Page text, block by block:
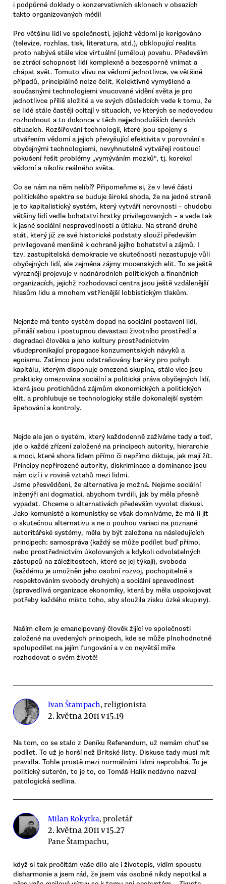
i podpůrné doklady o konzervativních sklonech v obsazích
takto organizovaných médií
Pro většinu lidí ve společnosti, jejichž vědomí je korigováno
(televize, rozhlas, tisk, literatura, atd.), obklopující realita
proto nabývá stále více virtuální (umělou) povahu. Především
se ztrácí schopnost lidí komplexně a bezesporně vnímat a
chápat svět. Tomuto vlivu na vědomí jednotlivce, ve většině
případů, principiálně nelze čelit. Kolektivně vymyšlené a
současnými technologiemi vnucované vidění světa je pro
jednotlivce příliš složité a ve svých důsledcích vede k tomu, že
se lidé stále častěji ocitají v situacích, ve kterých se nedovedou
rozhodnout a to dokonce v těch nejjednodušších denních
situacích. Rozšiřování technologií, které jsou spojeny s
utvářením vědomí a jejich převyšující efektivita v porovnání s
obyčejnými technologiemi, nevyhnutelně vytvářejí rostoucí
pokušení řešit problémy „vymýváním mozků“, tj. korekcí
vědomí a nikoliv reálného světa.
Co se nám na něm nelíbí? Připomeňme si, že v levé části
politického spektra se buduje široká shoda, že na jedné straně
je to kapitalistický systém, který vytváří nerovnosti – chudobu
většiny lidí vedle bohatství hrstky privilegovaných – a vede tak
k jasné sociální nespravedlnosti a útlaku. Na straně druhé
stát, který již ze své historické podstaty slouží především
privilegované menšině k ochraně jejího bohatství a zájmů. I
tzv. zastupitelská demokracie ve skutečnosti nezastupuje vůli
obyčejných lidí, ale zejména zájmy mocenských elit. To se ještě
výrazněji projevuje v nadnárodních politických a finančních
organizacích, jejichž rozhodovací centra jsou ještě vzdálenější
hlasům lidu a mnohem vstřícnější lobbistickým tlakům.
Nejenže má tento systém dopad na sociální postavení lidí,
přináší sebou i postupnou devastaci životního prostředí a
degradaci člověka a jeho kultury prostřednictvím
všudepronikající propagace konzumentských návyků a
egoismu. Zatímco jsou odstraňovány bariéry pro pohyb
kapitálu, kterým disponuje omezená skupina, stále více jsou
prakticky omezována sociální a politická práva obyčejných lidí,
která jsou protichůdná zájmům ekonomických a politických
elit, a prohlubuje se technologicky stále dokonalejší systém
špehování a kontroly.
Nejde ale jen o systém, který každodenně zažíváme tady a teď,
jde o každé zřízení založené na principech autority, hierarchie
a moci, které shora lidem přímo či nepřímo diktuje, jak mají žít.
Principy nepřirozené autority, diskriminace a dominance jsou
nám cizí i v rovině vztahů mezi lidmi.
Jsme přesvědčeni, že alternativa je možná. Nejsme sociální
inženýři ani dogmatici, abychom tvrdili, jak by měla přesně
vypadat. Chceme o alternativách především vyvolat diskusi.
Jako komunisté a komunistky se však domníváme, že má-li jít
o skutečnou alternativu a ne o pouhou variaci na poznané
autoritářské systémy, měla by být založena na následujících
principech: samospráva (každý se může podílet buď přímo,
nebo prostřednictvím úkolovaných a kdykoli odvolatelných
zástupců na záležitostech, které se jej týkají), svoboda
(každému je umožněn jeho osobní rozvoj, pochopitelně s
respektováním svobody druhých) a sociální spravedlnost
(spravedlivá organizace ekonomiky, která by měla uspokojovat
potřeby každého místo toho, aby sloužila zisku úzké skupiny).
Naším cílem je emancipovaný člověk žijící ve společnosti
založené na uvedených principech, kde se může plnohodnotně
spolupodílet na jejím fungování a v co největší míře
rozhodovat o svém životě!
Ivan Štampach, religionista
2. května 2011 v 15.19
Na tom, co se stalo z Deníku Referendum, už nemám chuť se
podílet. To už je horší než Britské listy. Diskuse tady musí mít
pravidla. Tohle prostě mezi normálními lidmi neprobíhá. To je
politický suterén, to je to, co Tomáš Halík nedávno nazval
patologická sedlina.
Milan Rokytka, proletář
2. května 2011 v 15.27
Pane Štampachu,
když si tak pročítám vaše dílo ale i životopis, vidím spoustu
disharmonie a jsem rád, že jsem vás osobně nikdy nepotkal a